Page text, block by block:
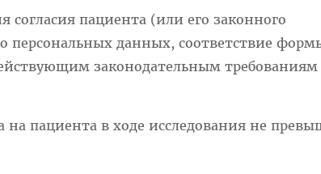
согласия пациента (или его законного
персональных данных, соответствие
законодательным требованиям
на пациента в ходе исследования не